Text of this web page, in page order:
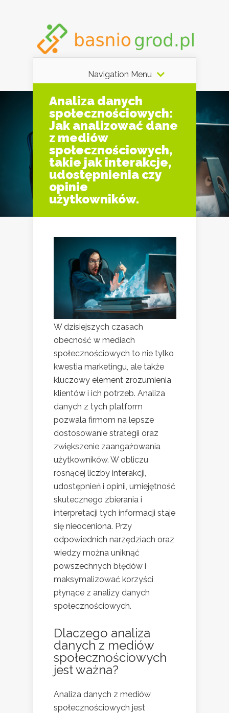
Navigation Menu
Analiza danych
społecznościowych:
Jak analizować dane
z mediów
społecznościowych,
takie jak interakcje,
udostępnienia czy
opinie
użytkowników.
W dzisiejszych czasach
obecność w mediach
społecznościowych to nie tylko
kwestia marketingu, ale także
kluczowy element zrozumienia
klientów i ich potrzeb. Analiza
danych z tych platform
pozwala firmom na lepsze
dostosowanie strategii oraz
zwiększenie zaangażowania
użytkowników. W obliczu
rosnącej liczby interakcji,
udostępnień i opinii, umiejętność
skutecznego zbierania i
interpretacji tych informacji staje
się nieoceniona. Przy
odpowiednich narzędziach oraz
wiedzy można uniknąć
powszechnych błędów i
maksymalizować korzyści
płynące z analizy danych
społecznościowych.
Dlaczego analiza
danych z mediów
społecznościowych
jest ważna?
Analiza danych z mediów
społecznościowych jest